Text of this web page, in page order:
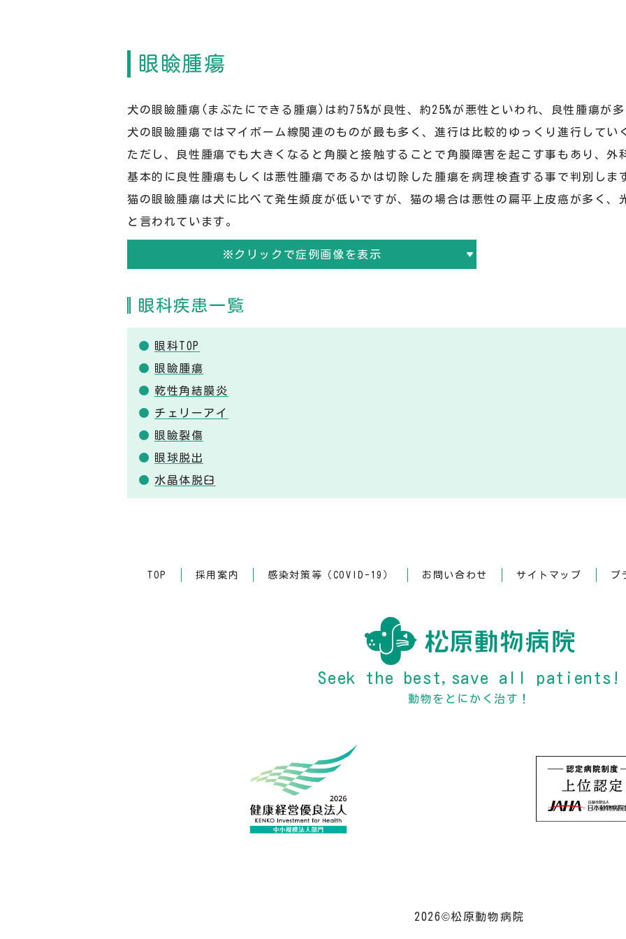
眼瞼腫瘍
犬の眼瞼腫瘍(まぶたにできる腫瘍)は約75%が良性、約25%が悪性といわれ、良性腫瘍が多
犬の眼瞼腫瘍ではマイボーム線関連のものが最も多く、進行は比較的ゆっくり進行してい
ただし、良性腫瘍でも大きくなると角膜と接触することで角膜障害を起こす事もあり、外
基本的に良性腫瘍もしくは悪性腫瘍であるかは切除した腫瘍を病理検査する事で判別しま
猫の眼瞼腫瘍は犬に比べて発生頻度が低いですが、猫の場合は悪性の扁平上皮癌が多く、
と言われています。
※クリックで症例画像を表示
眼科疾患一覧
眼科TOP
眼瞼腫瘍
乾性角結膜炎
チェリーアイ
眼瞼裂傷
眼球脱出
水晶体脱臼
TOP 採用案内 感染対策等（COVID-19） お問い合わせ サイトマップ プ
Seek the best,save all patients!
動物をとにかく治す！
2026©松原動物病院